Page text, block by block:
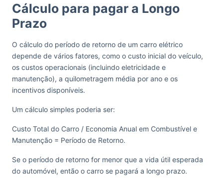
Cálculo para pagar a Longo
Prazo
O cálculo do período de retorno de um carro elétrico
depende de vários fatores, como o custo inicial do veículo,
os custos operacionais (incluindo eletricidade e
manutenção), a quilometragem média por ano e os
incentivos disponíveis.
Um cálculo simples poderia ser:
Custo Total do Carro / Economia Anual em Combustível e
Manutenção = Período de Retorno.
Se o período de retorno for menor que a vida útil esperada
do automóvel, então o carro se pagará a longo prazo.